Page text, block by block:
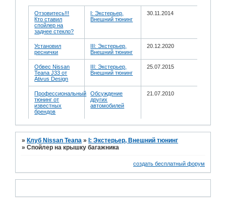
Отзовитесь!!!
Кто ставил
спойлер на
заднее стекло?
I: Экстерьер,
Внешний тюнинг
30.11.2014
Установил
реснички
III: Экстерьер,
Внешний тюнинг
20.12.2020
Обвес Nissan
Teana J33 от
Ativus Design
III: Экстерьер,
Внешний тюнинг
25.07.2015
Профессиональный
тюнинг от
известных
брендов
Обсуждение
других
автомобилей
21.07.2010
» Клуб Nissan Teana » I: Экстерьер, Внешний тюнинг
»Спойлер на крышку багажника
создать бесплатный форум